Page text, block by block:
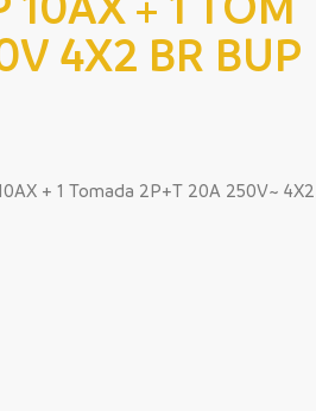
4X2 BR BUP
+ 1 Tomada 2P+T 20A 250V~